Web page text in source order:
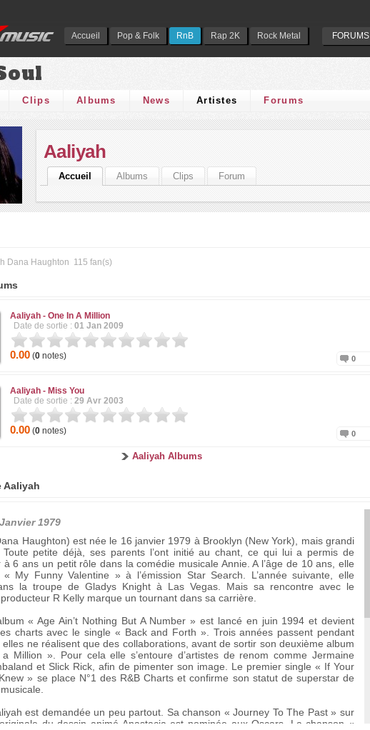
Accueil Pop & Folk RnB Rap 2K Rock Metal FORUMS
Clips Albums News Artistes Forums
Aaliyah
Accueil Albums Clips Forum
Dana Haughton 115 fan(s)
Aaliyah - One In A Million
Date de sortie : 01 Jan 2009
0.00 (0 notes) 0
Aaliyah - Miss You
Date de sortie : 29 Avr 2003
0.00 (0 notes) 0
Aaliyah Albums
Aaliyah
1979
Haughton) est née le 16 janvier 1979 à Brooklyn (New York), mais grandi
petite déjà, ses parents l’ont initié au chant, ce qui lui a permis de
à 6 ans un petit rôle dans la comédie musicale Annie. A l’âge de 10 ans, elle
« My Funny Valentine » à l’émission Star Search. L’année suivante, elle
la troupe de Gladys Knight à Las Vegas. Mais sa rencontre avec le
R Kelly marque un tournant dans sa carrière.
« Age Ain’t Nothing But A Number » est lancé en juin 1994 et devient
charts avec le single « Back and Forth ». Trois années passent pendant
elles ne réalisent que des collaborations, avant de sortir son deuxième album
Million ». Pour cela elle s’entoure d’artistes de renom comme Jermaine
et Slick Rick, afin de pimenter son image. Le premier single « If Your
» se place N°1 des R&B Charts et confirme son statut de superstar de
est demandée un peu partout. Sa chanson « Journey To The Past » sur
du dessin animé Anastacia est nominée aux Oscars. La chanson «